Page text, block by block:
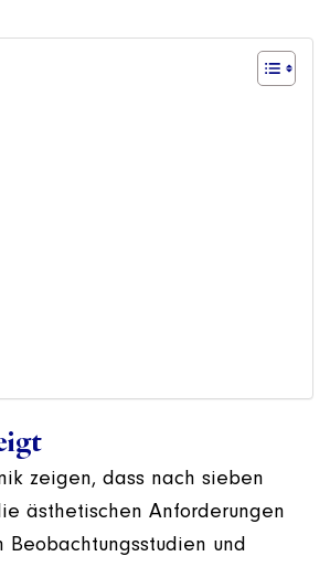
zeigen, dass nach sieben
ästhetischen Anforderungen
und